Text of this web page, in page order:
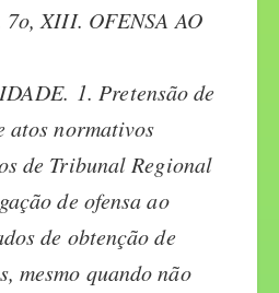
7o, XIII. OFENSA AO
1. Pretensão de
atos normativos
de Tribunal Regional
de ofensa ao
de obtenção de
mesmo quando não